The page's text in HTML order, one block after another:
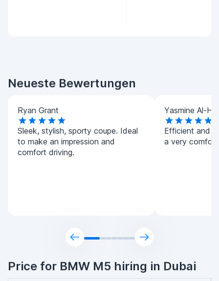
Neueste Bewertungen
Ryan Grant
Sleek, stylish, sporty coupe. Ideal
to make an impression and
comfort driving.
Yasmine Al-
Efficient and
a very
Price for BMW M5 hiring in Dubai